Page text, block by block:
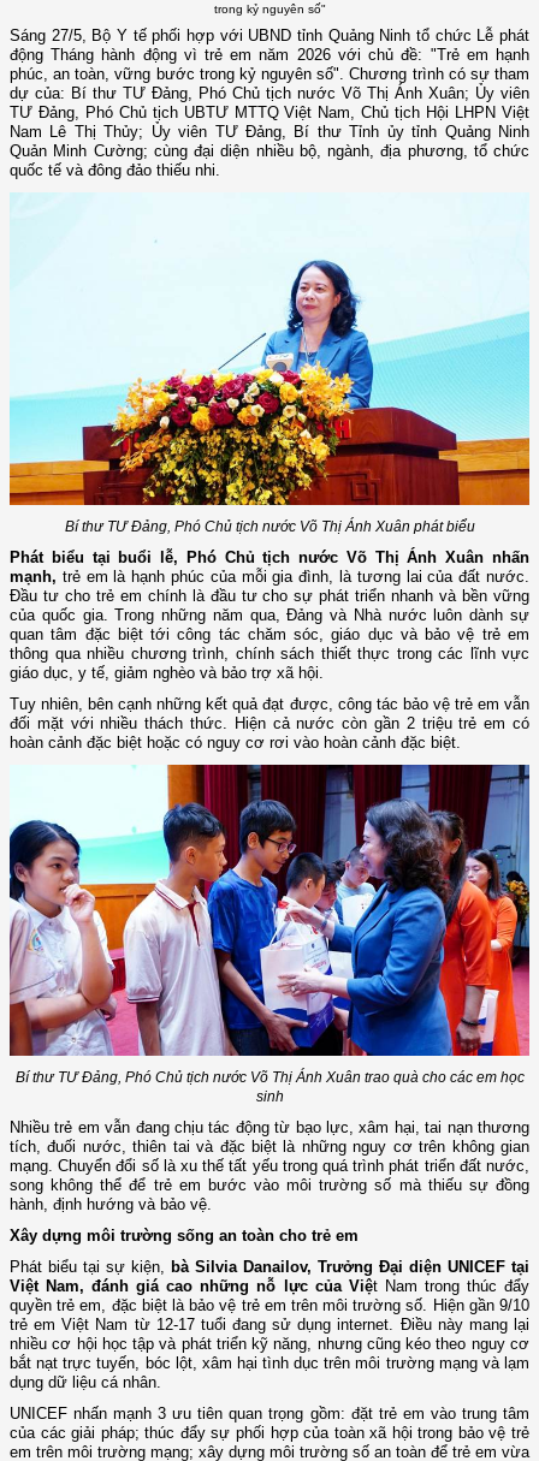
trong kỷ nguyên số"
Sáng 27/5, Bộ Y tế phối hợp với UBND tỉnh Quảng Ninh tổ chức Lễ phát
động Tháng hành động vì trẻ em năm 2026 với chủ đề: "Trẻ em hạnh
phúc, an toàn, vững bước trong kỷ nguyên số". Chương trình có sự tham
dự của: Bí thư TƯ Đảng, Phó Chủ tịch nước Võ Thị Ánh Xuân; Ủy viên
TƯ Đảng, Phó Chủ tịch UBTƯ MTTQ Việt Nam, Chủ tịch Hội LHPN Việt
Nam Lê Thị Thủy; Ủy viên TƯ Đảng, Bí thư Tỉnh ủy tỉnh Quảng Ninh
Quản Minh Cường; cùng đại diện nhiều bộ, ngành, địa phương, tổ chức
quốc tế và đông đảo thiếu nhi.
Bí thư TƯ Đảng, Phó Chủ tịch nước Võ Thị Ánh Xuân phát biểu
Phát biểu tại buổi lễ, Phó Chủ tịch nước Võ Thị Ánh Xuân nhấn
mạnh, trẻ em là hạnh phúc của mỗi gia đình, là tương lai của đất nước.
Đầu tư cho trẻ em chính là đầu tư cho sự phát triển nhanh và bền vững
của quốc gia. Trong những năm qua, Đảng và Nhà nước luôn dành sự
quan tâm đặc biệt tới công tác chăm sóc, giáo dục và bảo vệ trẻ em
thông qua nhiều chương trình, chính sách thiết thực trong các lĩnh vực
giáo dục, y tế, giảm nghèo và bảo trợ xã hội.
Tuy nhiên, bên cạnh những kết quả đạt được, công tác bảo vệ trẻ em vẫn
đối mặt với nhiều thách thức. Hiện cả nước còn gần 2 triệu trẻ em có
hoàn cảnh đặc biệt hoặc có nguy cơ rơi vào hoàn cảnh đặc biệt.
Bí thư TƯ Đảng, Phó Chủ tịch nước Võ Thị Ánh Xuân trao quà cho các em học
sinh
Nhiều trẻ em vẫn đang chịu tác động từ bạo lực, xâm hại, tai nạn thương
tích, đuối nước, thiên tai và đặc biệt là những nguy cơ trên không gian
mạng. Chuyển đổi số là xu thế tất yếu trong quá trình phát triển đất nước,
song không thể để trẻ em bước vào môi trường số mà thiếu sự đồng
hành, định hướng và bảo vệ.
Xây dựng môi trường sống an toàn cho trẻ em
Phát biểu tại sự kiện, bà Silvia Danailov, Trưởng Đại diện UNICEF tại
Việt Nam, đánh giá cao những nỗ lực của Việt Nam trong thúc đẩy
quyền trẻ em, đặc biệt là bảo vệ trẻ em trên môi trường số. Hiện gần 9/10
trẻ em Việt Nam từ 12-17 tuổi đang sử dụng internet. Điều này mang lại
nhiều cơ hội học tập và phát triển kỹ năng, nhưng cũng kéo theo nguy cơ
bắt nạt trực tuyến, bóc lột, xâm hại tình dục trên môi trường mạng và lạm
dụng dữ liệu cá nhân.
UNICEF nhấn mạnh 3 ưu tiên quan trọng gồm: đặt trẻ em vào trung tâm
của các giải pháp; thúc đẩy sự phối hợp của toàn xã hội trong bảo vệ trẻ
em trên môi trường mạng; xây dựng môi trường số an toàn để trẻ em vừa